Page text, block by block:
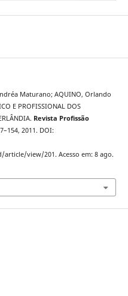
Maturano; AQUINO, Orlando
E PROFISSIONAL DOS
Revista Profissão
2011. DOI:
view/201. Acesso em: 8 ago.